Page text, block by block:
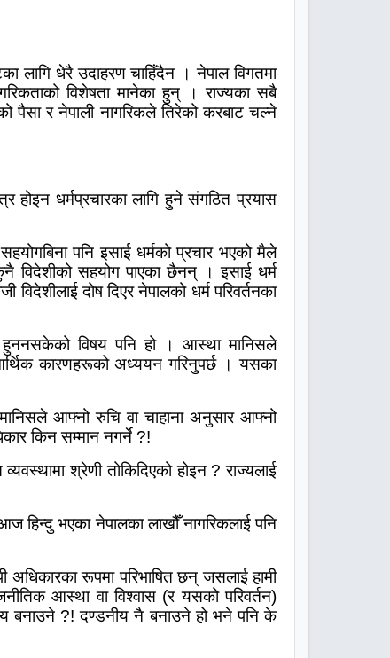
लागि धेरै उदाहरण चाहिँदैन । नेपाल विगतमा
विशेषता मानेका हुन् । राज्यका सबै
पैसा र नेपाली नागरिकले तिरेको करबाट चल्ने
होइन धर्मप्रचारका लागि हुने संगठित प्रयास
पनि इसाई धर्मको प्रचार भएको मैले
विदेशीको सहयोग पाएका छैनन् । इसाई धर्म
दोष दिएर नेपालको धर्म परिवर्तनका
हुननसकेको विषय पनि हो । आस्था मानिसले
कारणहरूको अध्ययन गरिनुपर्छ । यसका
आफ्नो रुचि वा चाहाना अनुसार आफ्नो
किन सम्मान नगर्ने ?!
श्रेणी तोकिदिएको होइन ? राज्यलाई
हिन्दु भएका नेपालका लाखौँ नागरिकलाई पनि
अधिकारका रूपमा परिभाषित छन् जसलाई हामी
आस्था वा विश्वास (र यसको परिवर्तन)
बनाउने?!दण्डनीय नै बनाउने हो भने पनि के